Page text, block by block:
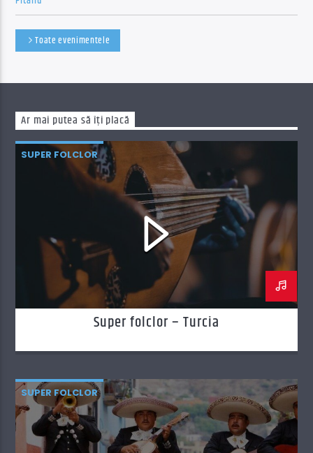
Toate evenimentele
Ar mai putea să îți placă
SUPER FOLCLOR
Super folclor – Turcia
SUPER FOLCLOR